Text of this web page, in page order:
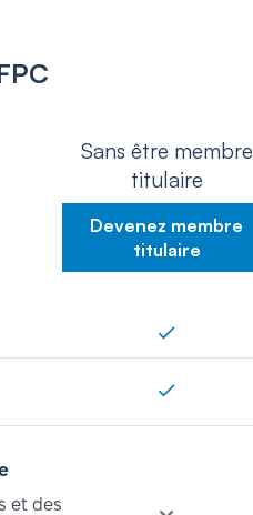
Sans être membre
titulaire
Devenez membre
titulaire
et des